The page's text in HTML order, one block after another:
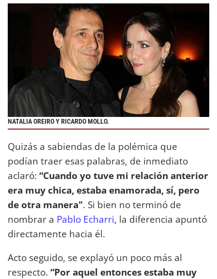
NATALIA OREIRO Y RICARDO MOLLO.
Quizás a sabiendas de la polémica que
podían traer esas palabras, de inmediato
aclaró: “Cuando yo tuve mi relación anterior
era muy chica, estaba enamorada, sí, pero
de otra manera". Si bien no terminó de
nombrar a Pablo Echarri, la diferencia apuntó
directamente hacia él.
Acto seguido, se explayó un poco más al
respecto. “Por aquel entonces estaba muy